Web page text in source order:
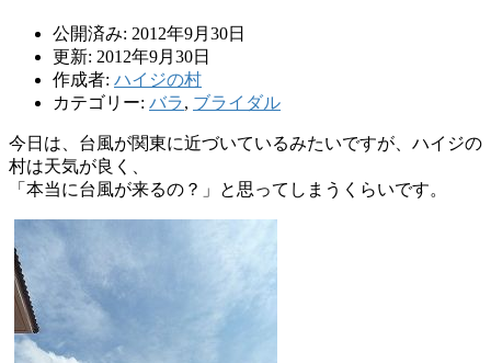
公開済み: 2012年9月30日
更新: 2012年9月30日
作成者: ハイジの村
カテゴリー: バラ, ブライダル
今日は、台風が関東に近づいているみたいですが、ハイジの
村は天気が良く、
「本当に台風が来るの？」と思ってしまうくらいです。